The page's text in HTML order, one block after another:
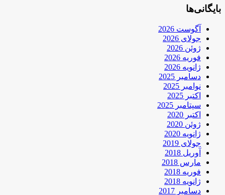
بایگانی‌ها
آگوست 2026
جولای 2026
ژوئن 2026
فوریه 2026
ژانویه 2026
دسامبر 2025
نوامبر 2025
اکتبر 2025
سپتامبر 2025
اکتبر 2020
ژوئن 2020
ژانویه 2020
جولای 2019
آوریل 2018
مارس 2018
فوریه 2018
ژانویه 2018
دسامبر 2017